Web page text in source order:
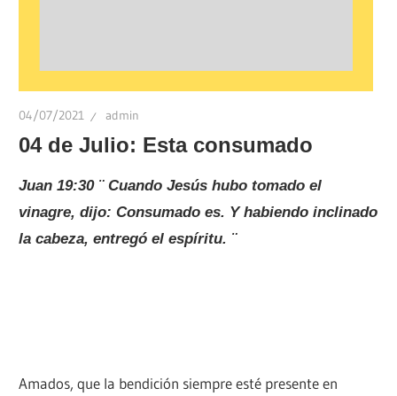
04/07/2021 admin
04 de Julio: Esta consumado
Juan 19:30 ¨ Cuando Jesús hubo tomado el
vinagre, dijo: Consumado es. Y habiendo inclinado
la cabeza, entregó el espíritu. ¨
Amados, que la bendición siempre esté presente en